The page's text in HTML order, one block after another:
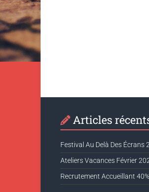
Articles
Festival Au Delà Des Écrans
Ateliers Vacances Février
Recrutement Accueillant